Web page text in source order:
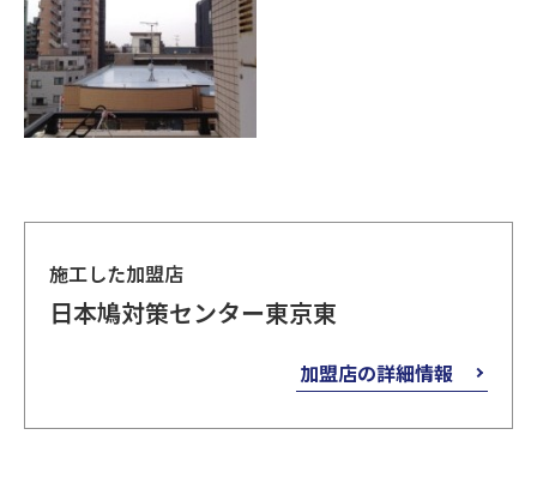
施工した加盟店
日本鳩対策センター東京東
加盟店の詳細情報